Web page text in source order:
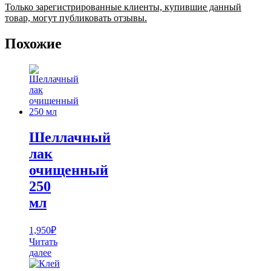
Только зарегистрированные клиенты, купившие данный
товар, могут публиковать отзывы.
Похожие
Шеллачный
лак
очищенный
250
мл
1,950₽
Читать
далее